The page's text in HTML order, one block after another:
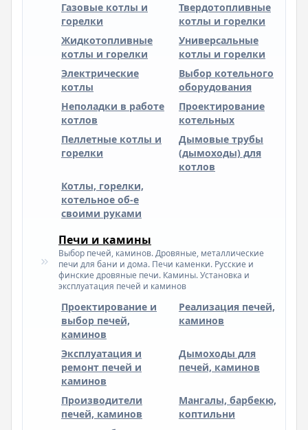
Газовые котлы и
горелки
Твердотопливные
котлы и горелки
Жидкотопливные
котлы и горелки
Универсальные
котлы и горелки
Электрические
котлы
Выбор котельного
оборудования
Неполадки в работе
котлов
Проектирование
котельных
Пеллетные котлы и
горелки
Дымовые трубы
(дымоходы) для
котлов
Котлы, горелки,
котельное об-е
своими руками
Печи и камины
Выбор печей, каминов. Дровяные, металлические
печи для бани и дома. Печи каменки. Русские и
финские дровяные печи. Камины. Установка и
эксплуатация печей и каминов
Проектирование и
выбор печей,
каминов
Реализация печей,
каминов
Эксплуатация и
ремонт печей и
каминов
Дымоходы для
печей, каминов
Производители
печей, каминов
Мангалы, барбекю,
коптильни